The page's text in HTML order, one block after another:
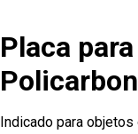
Placa
Indicado para